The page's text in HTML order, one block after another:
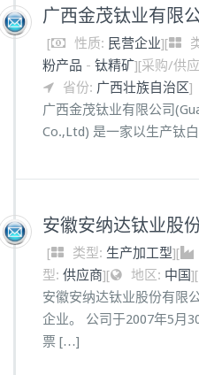
广西金茂钛业有限
[ 性质: 民营企业][
粉产品 - 钛精矿][采购/供
省份: 广西壮族自治区]
广西金茂钛业有限公司
Co.,Ltd) 是一家以生产钛
安徽安纳达钛业股
[ 类型: 生产加工型][
型: 供应商][ 地区: 中国][
安徽安纳达钛业股份有限
企业。 公司于2007年5月
票 […]